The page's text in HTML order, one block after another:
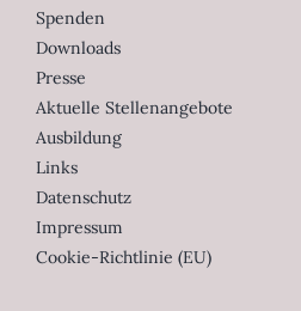
Spenden
Downloads
Presse
Aktuelle Stellenangebote
Ausbildung
Links
Datenschutz
Impressum
Cookie-Richtlinie (EU)